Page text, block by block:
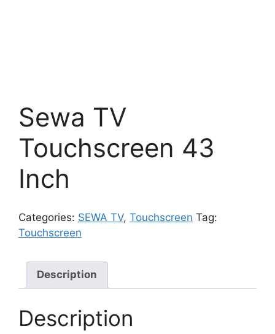
Sewa TV
Touchscreen 43
Inch
Categories: SEWA TV, Touchscreen Tag:
Touchscreen
Description
Description